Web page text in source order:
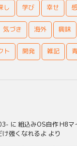
し 学び 幸せ
気づき 海外 興味
ト 開発 雑記
に 組込みOS自作 H8
け強くなれるよ より